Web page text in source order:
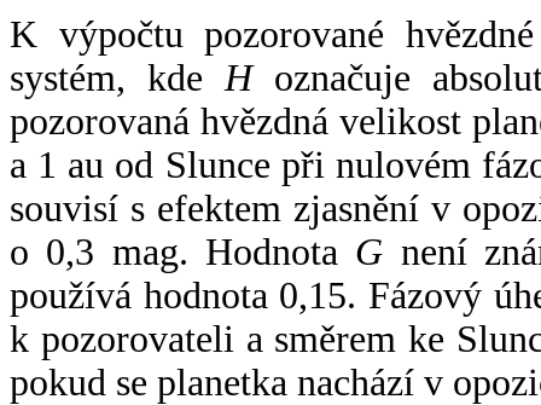
K výpočtu pozorované
systém, kde Hoznačuje
pozorovaná hvězdná velikost
a 1 au od Slunce při nulovém
souvisí s efektem zjasnění v
o 0,3 mag. Hodnota G není
používá hodnota 0,15. Fázový
k pozorovateli a směrem ke
pokud se planetka nachází v